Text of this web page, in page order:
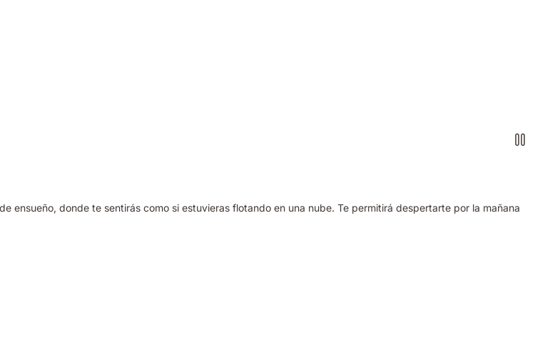
ensueño, donde te sentirás como si estuvieras flotando en una nube. Te permitirá despertarte por la mañana